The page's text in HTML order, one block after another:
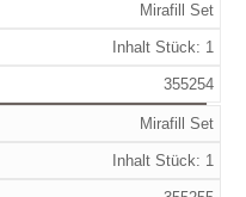
Mirafill Set
Inhalt Stück: 1
355254
Mirafill Set
Inhalt Stück: 1